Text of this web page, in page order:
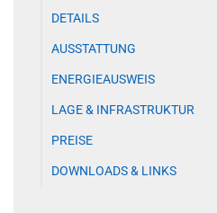
DETAILS
AUSSTATTUNG
ENERGIEAUSWEIS
LAGE & INFRASTRUKTUR
PREISE
DOWNLOADS & LINKS